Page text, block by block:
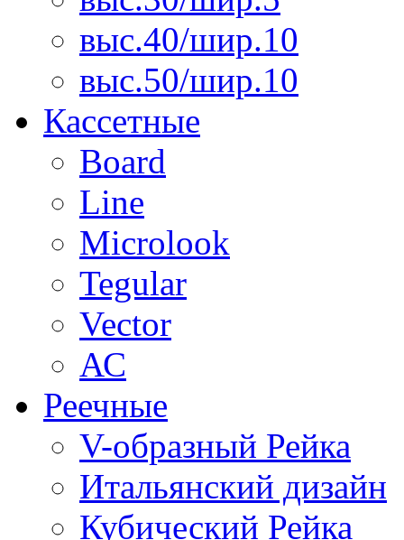
выс.40/шир.10
выс.50/шир.10
Кассетные
Board
Line
Microlook
Tegular
Vector
АС
Реечные
V-образный Рейка
Итальянский дизайн
Кубический Рейка